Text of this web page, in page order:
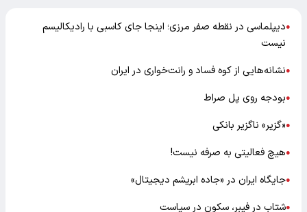
●دیپلماسی در نقطه صفر مرزی؛ اینجا جای کاسبی با رادیکالیسم
نیست
●نشانه‌هایی از کوه فساد و رانت‌خواری در ایران
●بودجه روی پل صراط
●«گزیر» ناگزیر بانکی
●هیچ فعالیتی به صرفه نیست!
●جایگاه ایران در «جاده ابریشم دیجیتال»
●شتاب در فیبر، سکون در سیاست